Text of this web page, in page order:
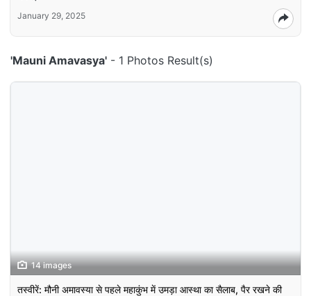
January 29, 2025
'Mauni Amavasya' - 1 Photos Result(s)
14 images
तस्‍वीरें: मौनी अमावस्‍या से पहले महाकुंभ में उमड़ा आस्‍था का सैलाब, पैर रखने की